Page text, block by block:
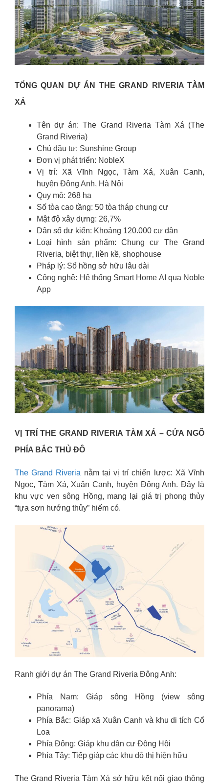
TỔNG QUAN DỰ ÁN THE GRAND RIVERIA TÀM
XÁ
Tên dự án: The Grand Riveria Tàm Xá (The
Grand Riveria)
Chủ đầu tư: Sunshine Group
Đơn vị phát triển: NobleX
Vị trí: Xã Vĩnh Ngọc, Tàm Xá, Xuân Canh,
huyện Đông Anh, Hà Nội
Quy mô: 268 ha
Số tòa cao tầng: 50 tòa tháp chung cư
Mật độ xây dựng: 26,7%
Dân số dự kiến: Khoảng 120.000 cư dân
Loại hình sản phẩm: Chung cư The Grand
Riveria, biệt thự, liền kề, shophouse
Pháp lý: Sổ hồng sở hữu lâu dài
Công nghệ: Hệ thống Smart Home AI qua Noble
App
VỊ TRÍ THE GRAND RIVERIA TÀM XÁ – CỬA NGÕ
PHÍA BẮC THỦ ĐÔ
The Grand Riveria nằm tại vị trí chiến lược: Xã Vĩnh
Ngọc, Tàm Xá, Xuân Canh, huyện Đông Anh. Đây là
khu vực ven sông Hồng, mang lại giá trị phong thủy
“tựa sơn hướng thủy” hiếm có.
Ranh giới dự án The Grand Riveria Đông Anh:
Phía Nam: Giáp sông Hồng (view sông
panorama)
Phía Bắc: Giáp xã Xuân Canh và khu di tích Cổ
Loa
Phía Đông: Giáp khu dân cư Đông Hội
Phía Tây: Tiếp giáp các khu đô thị hiện hữu
The Grand Riveria Tàm Xá sở hữu kết nối giao thông